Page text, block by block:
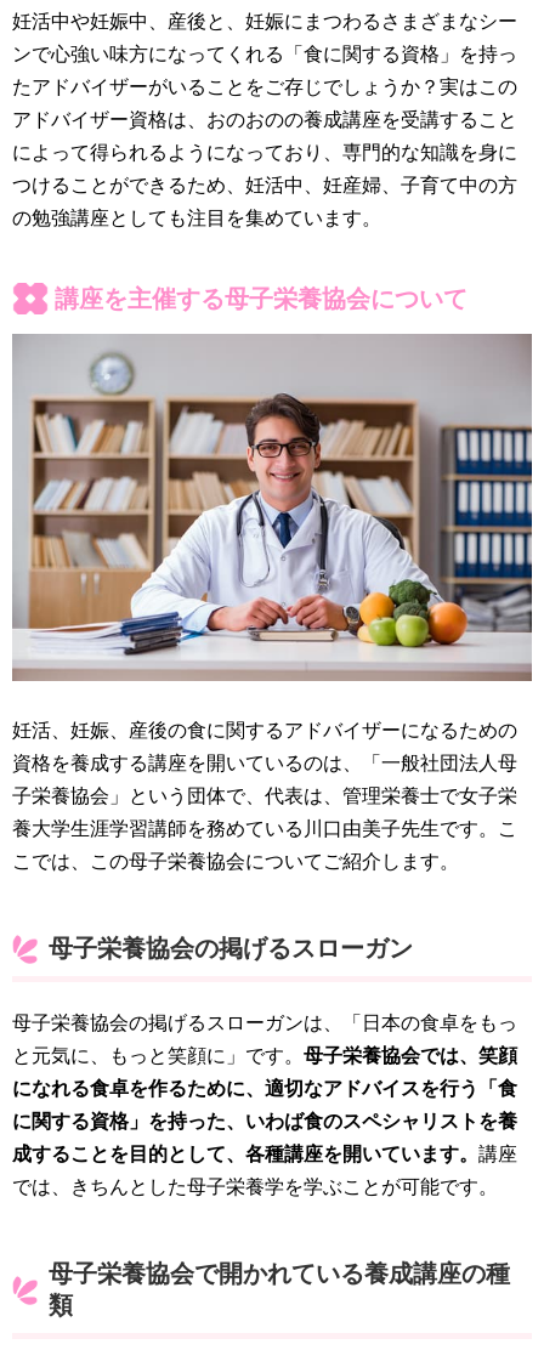
妊活中や妊娠中、産後と、妊娠にまつわるさまざまなシー
ンで心強い味方になってくれる「食に関する資格」を持っ
たアドバイザーがいることをご存じでしょうか？実はこの
アドバイザー資格は、おのおのの養成講座を受講すること
によって得られるようになっており、専門的な知識を身に
つけることができるため、妊活中、妊産婦、子育て中の方
の勉強講座としても注目を集めています。
講座を主催する母子栄養協会について
妊活、妊娠、産後の食に関するアドバイザーになるための
資格を養成する講座を開いているのは、「一般社団法人母
子栄養協会」という団体で、代表は、管理栄養士で女子栄
養大学生涯学習講師を務めている川口由美子先生です。こ
こでは、この母子栄養協会についてご紹介します。
母子栄養協会の掲げるスローガン
母子栄養協会の掲げるスローガンは、「日本の食卓をもっ
と元気に、もっと笑顔に」です。 母子栄養協会では、笑顔
になれる食卓を作るために、適切なアドバイスを行う「食
に関する資格」を持った、いわば食のスペシャリストを養
成することを目的として、各種講座を開いています。 講座
では、きちんとした母子栄養学を学ぶことが可能です。
母子栄養協会で開かれている養成講座の種
類